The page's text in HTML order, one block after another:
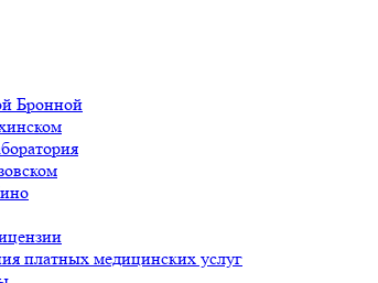
Бронной
платных медицинских услуг